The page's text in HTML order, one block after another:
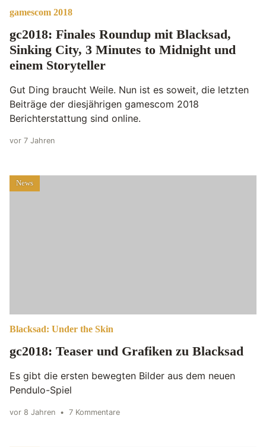
gamescom 2018
gc2018: Finales Roundup mit Blacksad,
Sinking City, 3 Minutes to Midnight und
einem Storyteller
Gut Ding braucht Weile. Nun ist es soweit, die letzten
Beiträge der diesjährigen gamescom 2018
Berichterstattung sind online.
vor 7 Jahren
News
Blacksad: Under the Skin
gc2018: Teaser und Grafiken zu Blacksad
Es gibt die ersten bewegten Bilder aus dem neuen
Pendulo-Spiel
vor 8 Jahren • 7 Kommentare